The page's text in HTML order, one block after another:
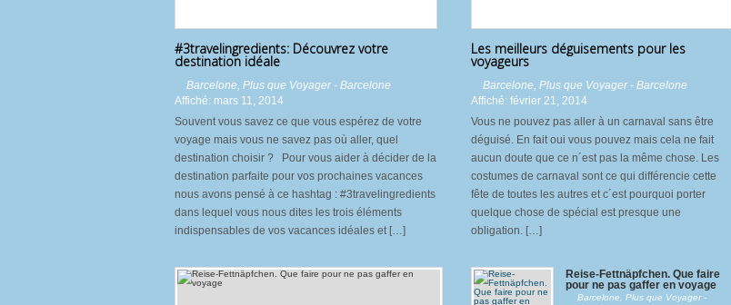
#3travelingredients: Découvrez votre
destination idéale
Barcelone, Plus que Voyager - Barcelone
Affiché: mars 11, 2014
Souvent vous savez ce que vous espérez de votre
voyage mais vous ne savez pas où aller, quel
destination choisir ? Pour vous aider à décider de la
destination parfaite pour vos prochaines vacances
nous avons pensé à ce hashtag : #3travelingredients
dans lequel vous nous dites les trois éléments
indispensables de vos vacances idéales et […]
Les meilleurs déguisements pour les
voyageurs
Barcelone, Plus que Voyager - Barcelone
Affiché: février 21, 2014
Vous ne pouvez pas aller à un carnaval sans être
déguisé. En fait oui vous pouvez mais cela ne fait
aucun doute que ce n´est pas la même chose. Les
costumes de carnaval sont ce qui différencie cette
fête de toutes les autres et c´est pourquoi porter
quelque chose de spécial est presque une
obligation. […]
Reise-Fettnäpfchen. Que faire
pour ne pas gaffer en voyage
Barcelone
Plus que Voyager -